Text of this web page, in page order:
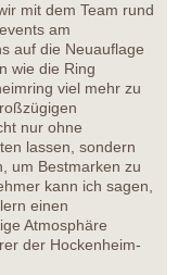
mit dem Team rund
am
auf die Neuauflage
wie die Ring
viel mehr zu
nur ohne
lassen, sondern
um Bestmarken zu
kann ich sagen,
einen
Atmosphäre
der Hockenheim-